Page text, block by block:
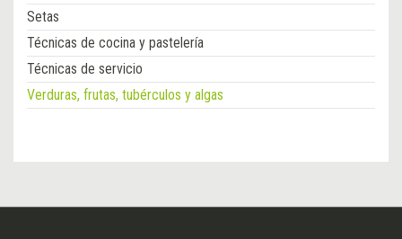
Setas
Técnicas de cocina y pastelería
Técnicas de servicio
Verduras, frutas, tubérculos y algas